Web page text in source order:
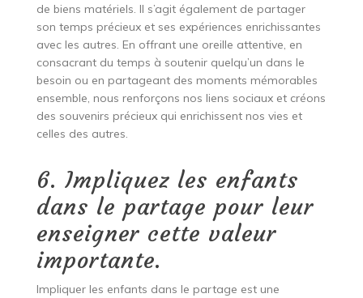
de biens matériels. Il s’agit également de partager
son temps précieux et ses expériences enrichissantes
avec les autres. En offrant une oreille attentive, en
consacrant du temps à soutenir quelqu’un dans le
besoin ou en partageant des moments mémorables
ensemble, nous renforçons nos liens sociaux et créons
des souvenirs précieux qui enrichissent nos vies et
celles des autres.
6. Impliquez les enfants
dans le partage pour leur
enseigner cette valeur
importante.
Impliquer les enfants dans le partage est une